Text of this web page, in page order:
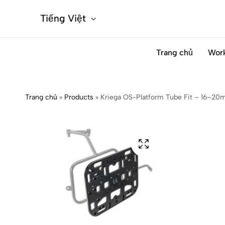
Tiếng Việt
Trang chủ
Trang chủ » Products » Kriega OS-Platform Tube Fit –